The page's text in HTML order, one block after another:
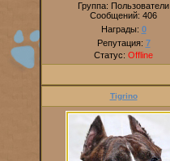
Группа: Пользователи
Сообщений: 406
Награды: 0
Репутация: 7
Статус: Offline
Tigrino